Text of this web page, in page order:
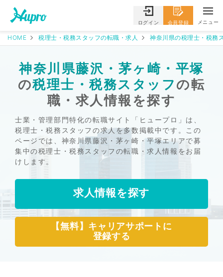
ログイン 会員登録 メニュー
HOME 税理士・税務スタッフの転職・求人 神奈川県の税理士・税務
神奈川県藤沢・茅ヶ崎・平塚
の税理士・税務スタッフの転
職・求人情報を探す
士業・管理部門特化の転職サイト「ヒュープロ」は、
税理士・税務スタッフの求人を多数掲載中です。この
ページでは、神奈川県藤沢・茅ヶ崎・平塚エリアで募
集中の税理士・税務スタッフの転職・求人情報をお届
けします。
求人情報を探す
【無料】キャリアサポートに
登録する